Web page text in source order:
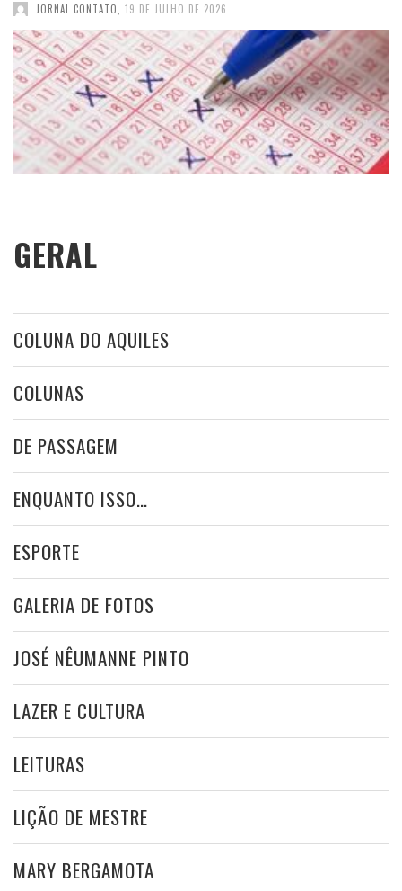
JORNAL CONTATO 19 DE JULHO DE 2026
GERAL
COLUNA DO AQUILES
COLUNAS
DE PASSAGEM
ENQUANTO ISSO…
ESPORTE
GALERIA DE FOTOS
JOSÉ NÊUMANNE PINTO
LAZER E CULTURA
LEITURAS
LIÇÃO DE MESTRE
MARY BERGAMOTA